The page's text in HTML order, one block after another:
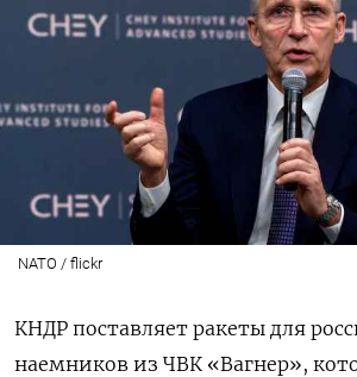
NATO / flickr
КНДР поставляет ракеты для
наемников из ЧВК «Вагнер»,